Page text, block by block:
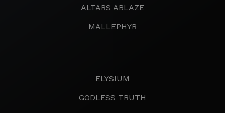
ALTARS ABLAZE
MALLEPHYR
ELYSIUM
GODLESS TRUTH